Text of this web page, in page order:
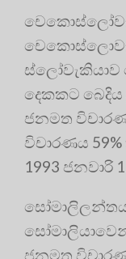
දෙකකට
ජනමත
විචාරණය
1993 ජනවාරි
ජනමත